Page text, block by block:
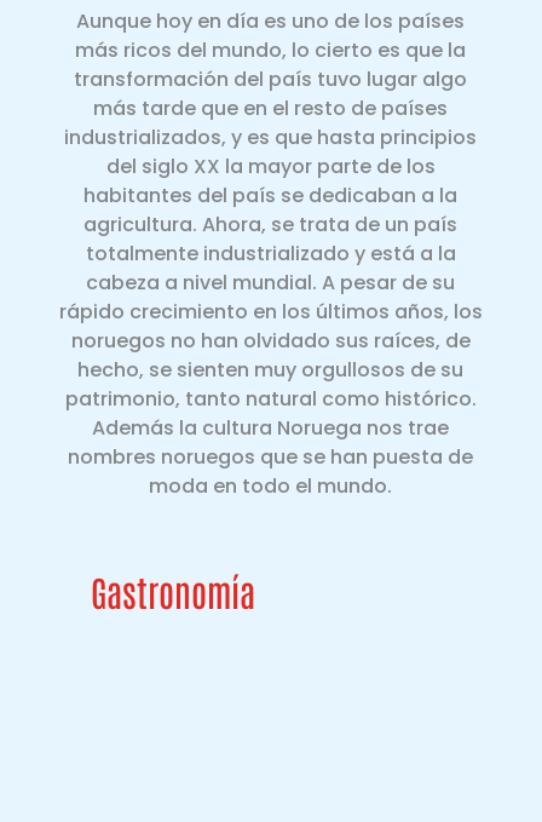
Aunque hoy en día es uno de los países
más ricos del mundo, lo cierto es que la
transformación del país tuvo lugar algo
más tarde que en el resto de países
industrializados, y es que hasta principios
del siglo XX la mayor parte de los
habitantes del país se dedicaban a la
agricultura. Ahora, se trata de un país
totalmente industrializado y está a la
cabeza a nivel mundial. A pesar de su
rápido crecimiento en los últimos años, los
noruegos no han olvidado sus raíces, de
hecho, se sienten muy orgullosos de su
patrimonio, tanto natural como histórico.
Además la cultura Noruega nos trae
nombres noruegos que se han puesta de
moda en todo el mundo.
Gastronomía